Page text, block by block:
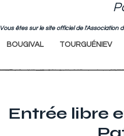
Vous êtes sur le site officiel de l'Association
BOUGIVAL TOURGUÉNIEV
Entrée libre